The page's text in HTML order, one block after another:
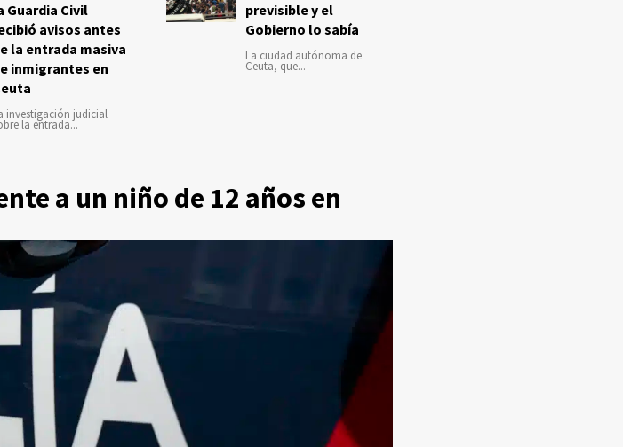
Guardia Civil
avisos antes
la entrada masiva
inmigrantes en
investigación judicial
la entrada...
previsible y el
Gobierno lo sabía
La ciudad autónoma de
Ceuta, que...
a un niño de 12 años en